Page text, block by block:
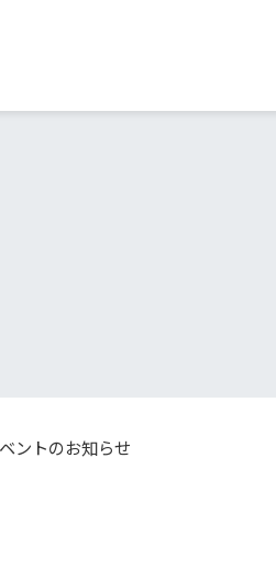
ントのお知らせ